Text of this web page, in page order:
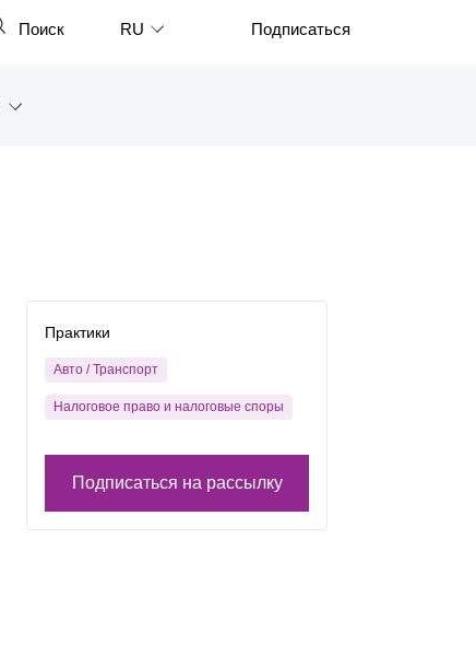
Закрыть
Поиск RU
Türkçe
Подписаться
Практики
Авто / Транспорт
Налоговое право и налоговые споры
Подписаться на рассылку